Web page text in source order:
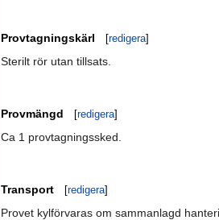
Provtagningskärl [redigera]
Sterilt rör utan tillsats.
Provmängd [redigera]
Ca 1 provtagningssked.
Transport [redigera]
Provet kylförvaras om sammanlagd